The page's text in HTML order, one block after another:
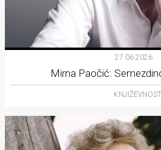
27.06.2026.
Mirna Paočić:
KNJIŽEVNOST